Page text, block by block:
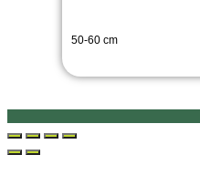
50-60 cm